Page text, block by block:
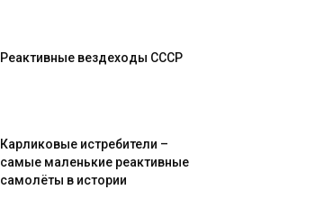
Реактивные вездеходы СССР
Карликовые истребители –
самые маленькие реактивные
самолёты в истории